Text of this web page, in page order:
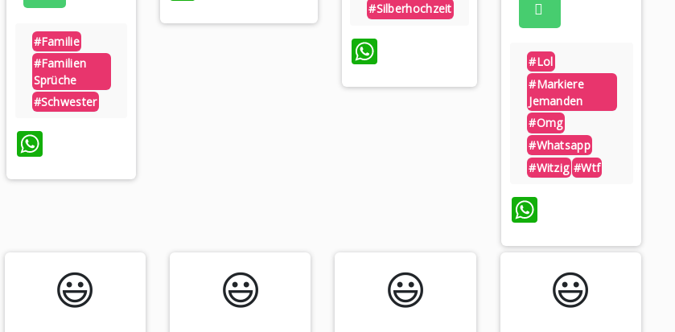
#familie
#familien
Sprüche
#schwester
WhatsApp
#silberhochzeit
#lol
#markiere
Jemanden
#omg
#whatsapp
#witzig #wtf
WhatsApp
😃️ 😃️ 😃️ 😃️